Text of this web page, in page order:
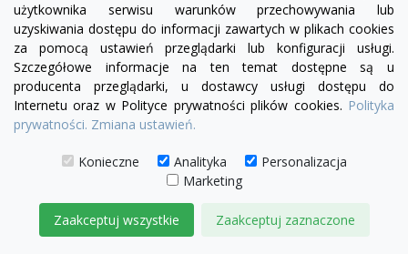
DODAJ DO KOSZYKA
użytkownika serwisu warunków przechowywania lub
uzyskiwania dostępu do informacji zawartych w plikach cookies
za pomocą ustawień przeglądarki lub konfiguracji usługi.
Szczegółowe informacje na ten temat dostępne są u
producenta przeglądarki, u dostawcy usługi dostępu do
Internetu oraz w Polityce prywatności plików cookies. Polityka
prywatności. Zmiana ustawień.
Konieczne Analityka
Personalizacja
Marketing
Zaakceptuj wszystkie Zaakceptuj zaznaczone